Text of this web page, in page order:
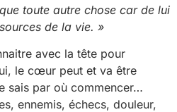
toute autre chose car de lui
de la vie. »
avec la tête pour
le cœur peut et va être
sais par où commencer…
ennemis, échecs, douleur,